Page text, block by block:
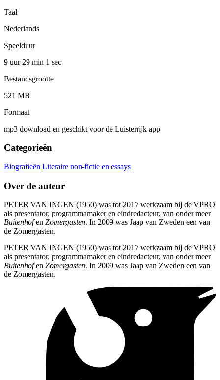
Taal
Nederlands
Speelduur
9 uur 29 min 1 sec
Bestandsgrootte
521 MB
Formaat
mp3 download en geschikt voor de Luisterrijk app
Categorieën
Biografieën Literaire non-fictie en essays
Over de auteur
PETER VAN INGEN (1950) was tot 2017 werkzaam bij de VPRO
als presentator, programmamaker en eindredacteur, van onder meer
Buitenhofen Zomergasten. In 2009 was Jaap van Zweden een van
de Zomergasten.
PETER VAN INGEN (1950) was tot 2017 werkzaam bij de VPRO
als presentator, programmamaker en eindredacteur, van onder meer
Buitenhofen Zomergasten. In 2009 was Jaap van Zweden een van
de Zomergasten.